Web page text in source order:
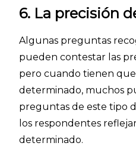
6. La precisión
Algunas preguntas
pueden contestar las
pero cuando tienen
determinado, muchos
preguntas de este tipo
los respondentes
determinado.